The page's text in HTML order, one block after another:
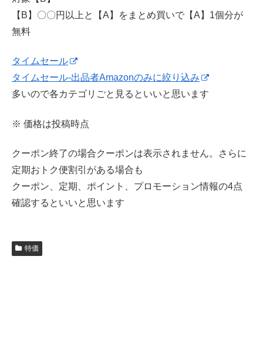
【B】〇〇円以上と【A】をまとめ買いで【A】1個分が
無料
タイムセール
タイムセール-出品者Amazonのみに絞り込み
多いので各カテゴリごと見るといいと思います
※ 価格は投稿時点
クーポン終了の場合クーポンは表示されません。さらに
定期おトク便割引がある場合も
クーポン、定期、ポイント、プロモーション情報の4点
確認するといいと思います
特価